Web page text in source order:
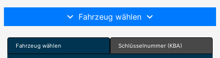
Fahrzeug wählen
Fahrzeug wählen Schlüsselnummer (KBA)